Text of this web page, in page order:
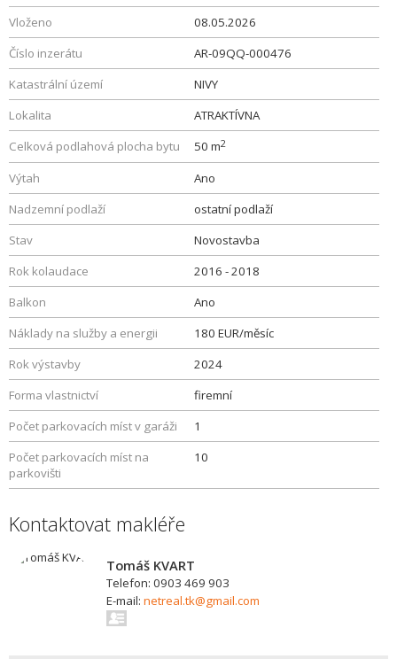
Vloženo
08.05.2026
Číslo inzerátu
AR-09QQ-000476
Katastrální území
NIVY
Lokalita
ATRAKTÍVNA
Celková podlahová plocha bytu
50 m2
Výtah
Ano
Nadzemní podlaží
ostatní podlaží
Stav
Novostavba
Rok kolaudace
2016 - 2018
Balkon
Ano
Náklady na služby a energii
180 EUR/měsíc
Rok výstavby
2024
Forma vlastnictví
firemní
Počet parkovacích míst v garáži
1
Počet parkovacích míst na
parkovišti
10
Kontaktovat makléře
Tomáš KVART
Telefon: 0903 469 903
E-mail: netreal.tk@gmail.com